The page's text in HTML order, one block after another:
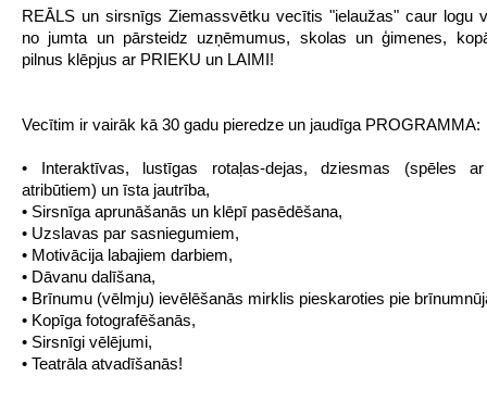
REĀLS un sirsnīgs Ziemassvētku vecītis "ielaužas" caur logu
no jumta un pārsteidz uzņēmumus, skolas un ģimenes,
pilnus klēpjus ar PRIEKU un LAIMI!
Vecītim ir vairāk kā 30 gadu pieredze un jaudīga PROGRAMMA:
• Interaktīvas, lustīgas rotaļas-dejas, dziesmas (spēles
atribūtiem) un īsta jautrība,
• Sirsnīga aprunāšanās un klēpī pasēdēšana,
• Uzslavas par sasniegumiem,
• Motivācija labajiem darbiem,
• Dāvanu dalīšana,
• Brīnumu (vēlmju) ievēlēšanās mirklis pieskaroties pie
• Kopīga fotografēšanās,
• Sirsnīgi vēlējumi,
• Teatrāla atvadīšanās!